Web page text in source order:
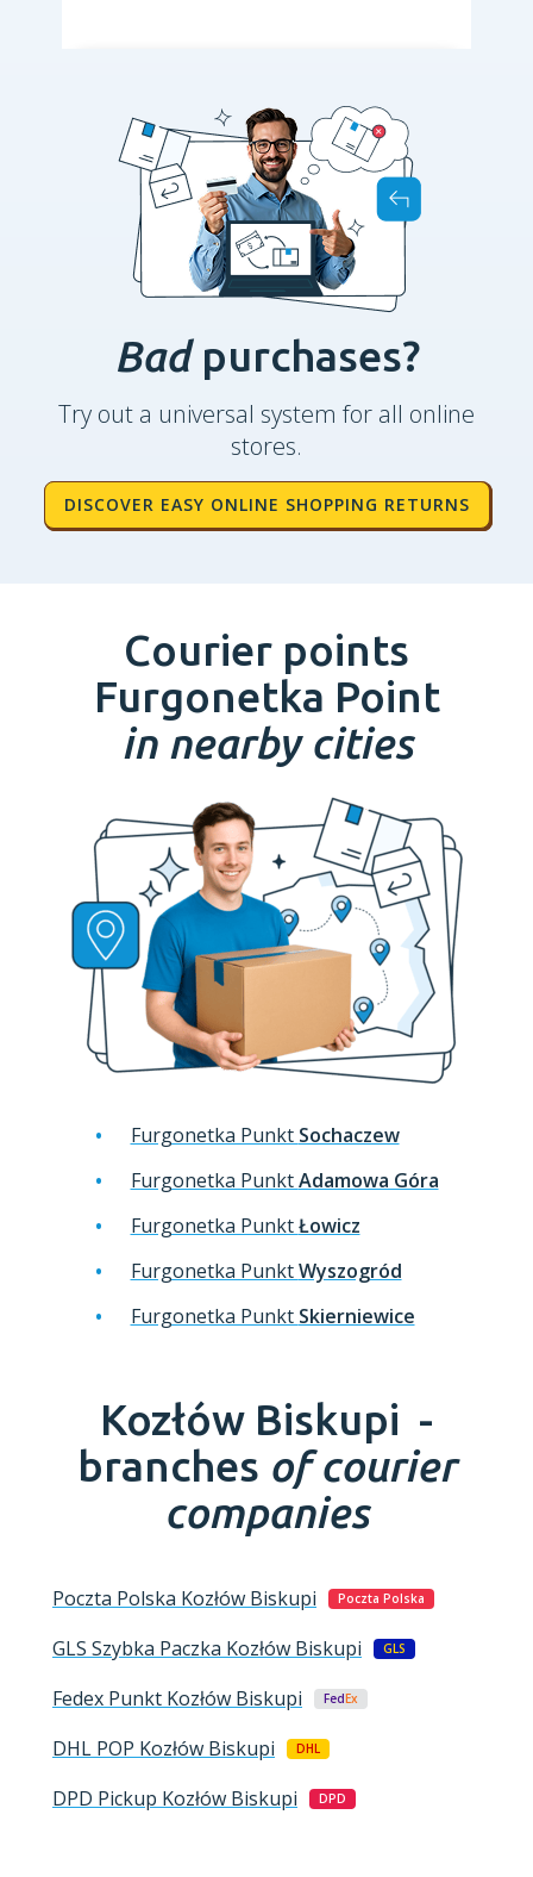
Bad purchases?
Try out a universal system for all online
stores.
DISCOVER EASY ONLINE SHOPPING RETURNS
Courier points
Furgonetka Point
in nearby cities
Furgonetka Punkt Sochaczew
Furgonetka PunktAdamowa Góra
Furgonetka PunktŁowicz
Furgonetka PunktWyszogród
Furgonetka Punkt Skierniewice
Kozłów Biskupi -
branches of courier
companies
Poczta Polska Kozłów Biskupi Poczta Polska
GLS Szybka Paczka Kozłów Biskupi GLS
Fedex Punkt Kozłów Biskupi FedEx
DHL POP Kozłów Biskupi DHL
DPD Pickup Kozłów Biskupi DPD